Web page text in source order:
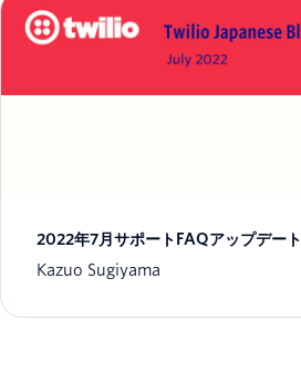
2022年7月サポートFAQアップデート
Kazuo Sugiyama